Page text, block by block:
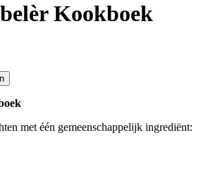
Kookboek
met één gemeenschappelijk ingrediënt: